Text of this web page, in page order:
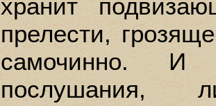
хранит
прелести,
самочинно. И